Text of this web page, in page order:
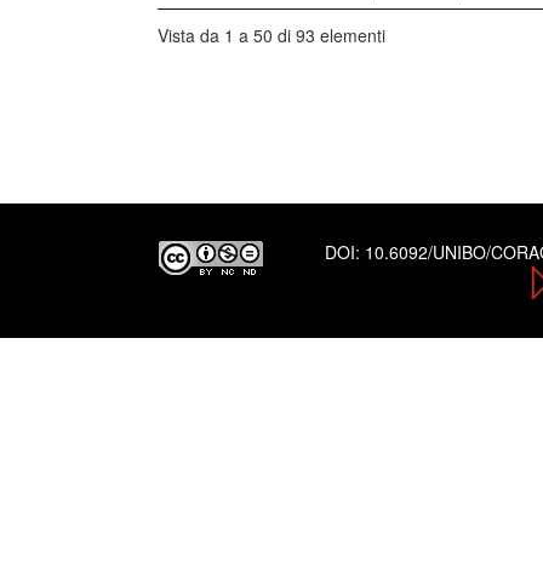
Vista da 1 a 50 di 93 elementi
DOI: 10.6092/UNIBO/